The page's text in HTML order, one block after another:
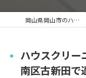
岡山県岡山市のハウスクリーニングならクレール
ハウスクリー
南区古新田で